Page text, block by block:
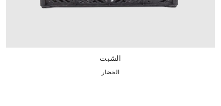
الشبت
الخضار